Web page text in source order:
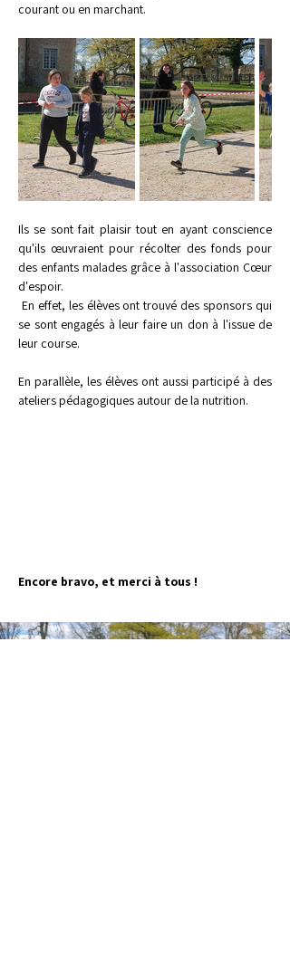
courant ou en marchant.
Ils se sont fait plaisir tout en ayant conscience
qu'ils œuvraient pour récolter des fonds pour
des enfants malades grâce à l'association Cœur
d'espoir.
se sont engagés à leur faire un don à l'issue de
leur course.
En parallèle, les élèves ont aussi participé à des
ateliers pédagogiques autour de la nutrition.
Encore bravo, et merci à tous !